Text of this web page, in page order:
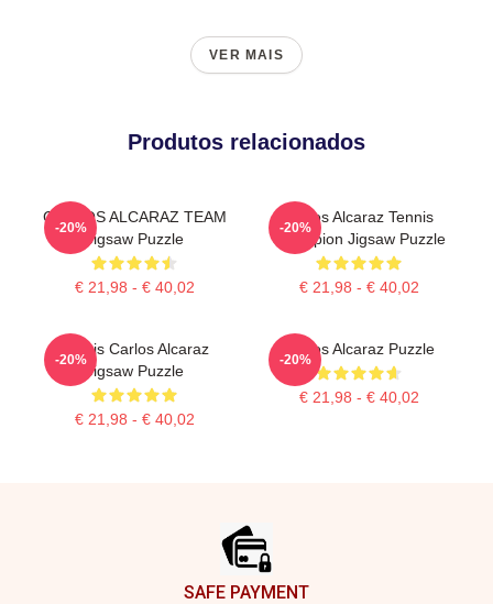
VER MAIS
Produtos relacionados
CARLOS ALCARAZ TEAM
Jigsaw Puzzle
€ 21,98 - € 40,02
-20%
Carlos Alcaraz Tennis
Champion Jigsaw Puzzle
€ 21,98 - € 40,02
-20%
Tennis Carlos Alcaraz
Jigsaw Puzzle
€ 21,98 - € 40,02
-20%
Carlos Alcaraz Puzzle
€ 21,98 - € 40,02
-20%
SAFE PAYMENT